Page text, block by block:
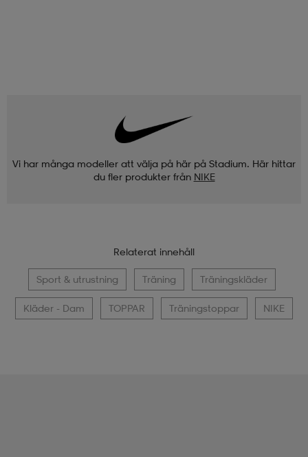
Vi har många modeller att välja på här på Stadium. Här hittar
du fler produkter från NIKE
Relaterat innehåll
Sport & utrustning Träning Träningskläder
Kläder - Dam TOPPAR Träningstoppar NIKE